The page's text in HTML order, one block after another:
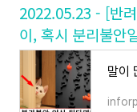
2022.05.23 - [반
이, 혹시 분리불안
말이